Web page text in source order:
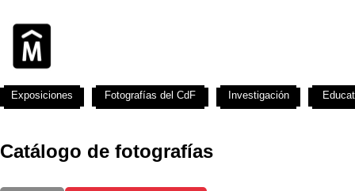
Catálogo de fotografías
Exposiciones Fotografías del CdF Investigación